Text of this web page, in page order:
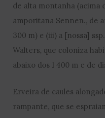
de alta montanha (acima
amporitana Sennen., de
300 m) e (iii) a [nossa]
Walters, que coloniza
abaixo dos 1 400 m e de
Erveira de caules
rampante, que se